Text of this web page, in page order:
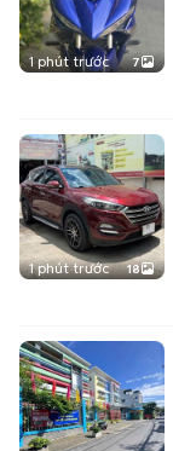
1 phút trước 7
1 phút trước 18